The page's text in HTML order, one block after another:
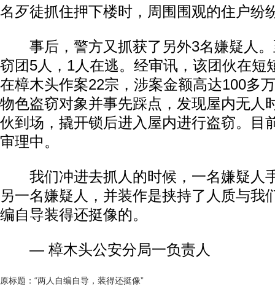
名歹徒抓住押下楼时，周围围观的住户纷
事后，警方又抓获了另外3名嫌疑人。
窃团5人，1人在逃。经审讯，该团伙在短
在樟木头作案22宗，涉案金额高达100多
物色盗窃对象并事先踩点，发现屋内无人
伙到场，撬开锁后进入屋内进行盗窃。目
审理中。
我们冲进去抓人的时候，一名嫌疑人
另一名嫌疑人，并装作是挟持了人质与我
编自导装得还挺像的。
— 樟木头公安分局一负责人
原标题：“两人自编自导，装得还挺像”